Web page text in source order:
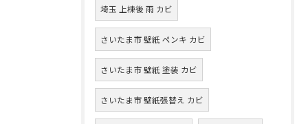
埼玉 上棟後 雨 カビ
さいたま市 壁紙 ペンキ カビ
さいたま市 壁紙 塗装 カビ
さいたま市 壁紙張替え カビ